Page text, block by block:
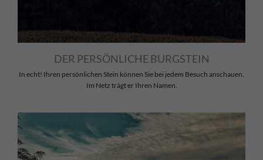
DER PERSÖNLICHE BURGSTEIN
In echt! Ihren persönlichen Stein können Sie bei jedem Besuch anschauen.
Im Netz trägt er Ihren Namen.